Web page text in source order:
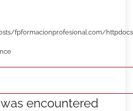
fpformacionprofesional.com/
was encountered